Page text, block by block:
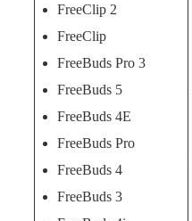
FreeClip 2
FreeClip
FreeBuds Pro 3
FreeBuds 5
FreeBuds 4E
FreeBuds Pro
FreeBuds 4
FreeBuds 3